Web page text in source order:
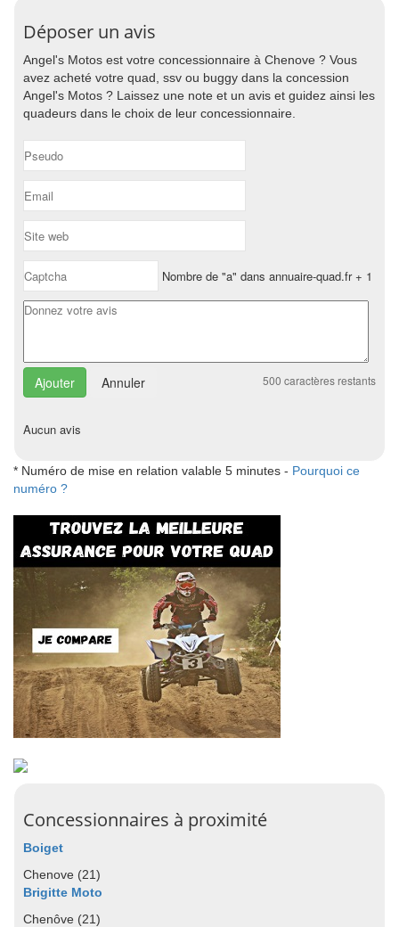
Déposer un avis
Angel's Motos est votre concessionnaire à Chenove ? Vous
avez acheté votre quad, ssv ou buggy dans la concession
Angel's Motos ? Laissez une note et un avis et guidez ainsi les
quadeurs dans le choix de leur concessionnaire.
Nombre de "a" dans annuaire-quad.fr + 1
Annuler 500 caractères restants
Aucun avis
* Numéro de mise en relation valable 5 minutes - Pourquoi ce
numéro ?
Concessionnaires à proximité
Boiget
Chenove (21)
Brigitte Moto
Chenôve (21)